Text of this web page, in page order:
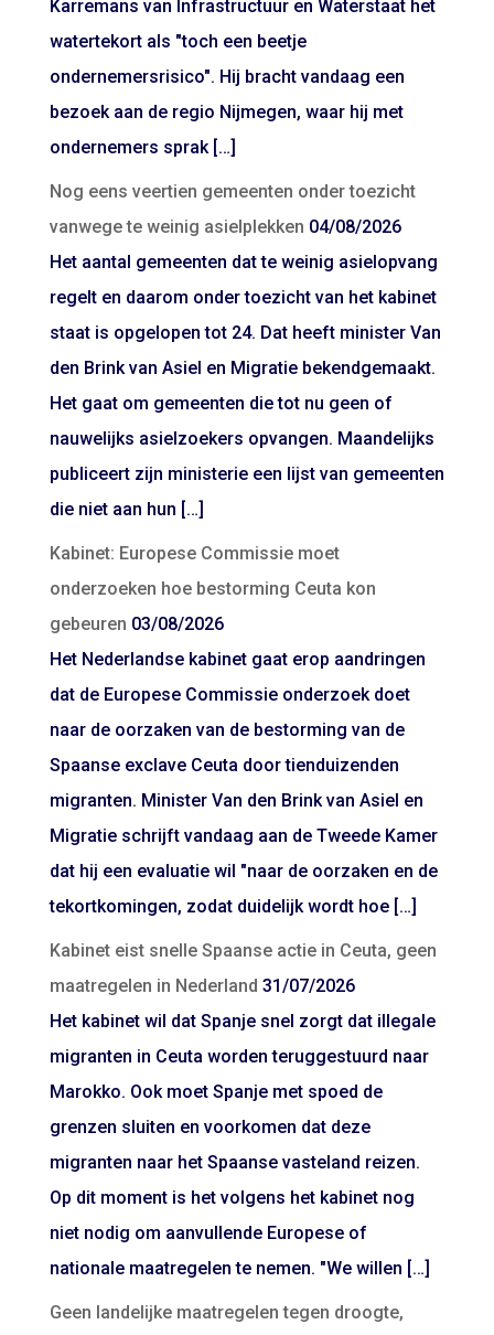
Karremans van Infrastructuur en Waterstaat het
watertekort als "toch een beetje
ondernemersrisico". Hij bracht vandaag een
bezoek aan de regio Nijmegen, waar hij met
ondernemers sprak […]
Nog eens veertien gemeenten onder toezicht
vanwege te weinig asielplekken 04/08/2026
Het aantal gemeenten dat te weinig asielopvang
regelt en daarom onder toezicht van het kabinet
staat is opgelopen tot 24. Dat heeft minister Van
den Brink van Asiel en Migratie bekendgemaakt.
Het gaat om gemeenten die tot nu geen of
nauwelijks asielzoekers opvangen. Maandelijks
publiceert zijn ministerie een lijst van gemeenten
die niet aan hun […]
Kabinet: Europese Commissie moet
onderzoeken hoe bestorming Ceuta kon
gebeuren 03/08/2026
Het Nederlandse kabinet gaat erop aandringen
dat de Europese Commissie onderzoek doet
naar de oorzaken van de bestorming van de
Spaanse exclave Ceuta door tienduizenden
migranten. Minister Van den Brink van Asiel en
Migratie schrijft vandaag aan de Tweede Kamer
dat hij een evaluatie wil "naar de oorzaken en de
tekortkomingen, zodat duidelijk wordt hoe […]
Kabinet eist snelle Spaanse actie in Ceuta, geen
maatregelen in Nederland 31/07/2026
Het kabinet wil dat Spanje snel zorgt dat illegale
migranten in Ceuta worden teruggestuurd naar
Marokko. Ook moet Spanje met spoed de
grenzen sluiten en voorkomen dat deze
migranten naar het Spaanse vasteland reizen.
Op dit moment is het volgens het kabinet nog
niet nodig om aanvullende Europese of
nationale maatregelen te nemen. "We willen […]
Geen landelijke maatregelen tegen droogte,